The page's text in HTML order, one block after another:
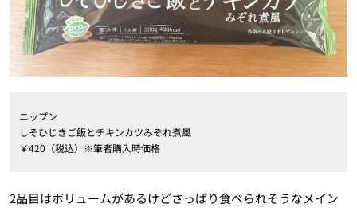
ニップン
しそひじきご飯とチキンカツみぞれ煮風
￥420（税込）※筆者購入時価格
2品目はボリュームがあるけどさっぱり食べられそうなメイン